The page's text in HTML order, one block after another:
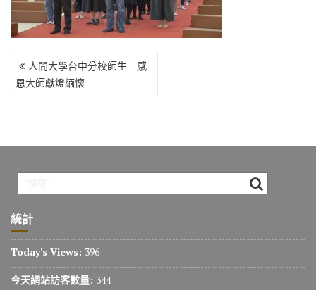
k k
文
章
導
人間大學台中分校師生 感
恩大師獻燈緬懷
統計
Today's Views: 396
今天網站訪客數量: 344